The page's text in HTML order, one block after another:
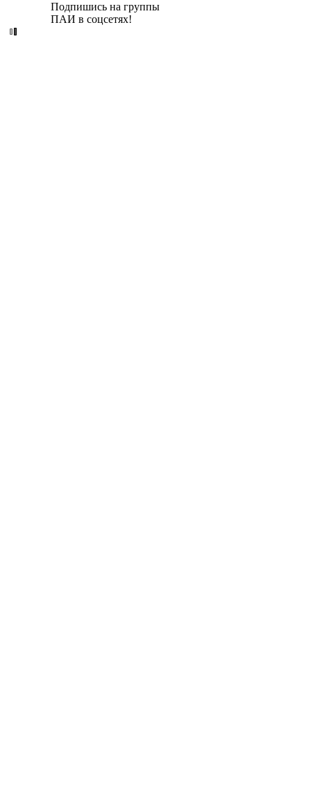
Подпишись на группы
ПАИ в соцсетях!